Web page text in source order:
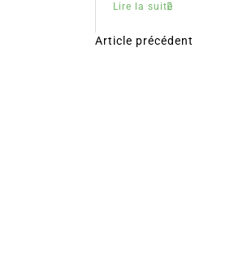
Lire la suite
N
Article précédent